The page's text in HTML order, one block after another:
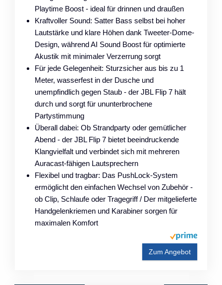
Playtime Boost - ideal für drinnen und draußen
Kraftvoller Sound: Satter Bass selbst bei hoher
Lautstärke und klare Höhen dank Tweeter-Dome-
Design, während AI Sound Boost für optimierte
Akustik mit minimaler Verzerrung sorgt
Für jede Gelegenheit: Sturzsicher aus bis zu 1
Meter, wasserfest in der Dusche und
unempfindlich gegen Staub - der JBL Flip 7 hält
durch und sorgt für ununterbrochene
Partystimmung
Überall dabei: Ob Strandparty oder gemütlicher
Abend - der JBL Flip 7 bietet beeindruckende
Klangvielfalt und verbindet sich mit mehreren
Auracast-fähigen Lautsprechern
Flexibel und tragbar: Das PushLock-System
ermöglicht den einfachen Wechsel von Zubehör -
ob Clip, Schlaufe oder Tragegriff / Der mitgelieferte
Handgelenkriemen und Karabiner sorgen für
maximalen Komfort
Zum Angebot